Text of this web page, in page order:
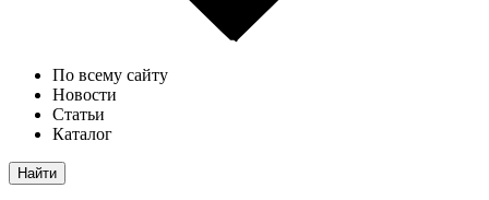
По всему сайту
Новости
Статьи
Каталог
Найти